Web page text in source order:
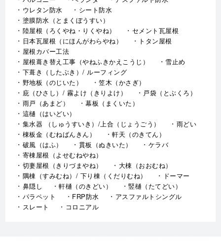
ウレタン防水
シート防水
塗膜防水（とまくぼうすい）
陸屋根（ろくやね・りくやね）
セメント瓦屋根
日本瓦屋根（にほんがわらやね）
トタン屋根
屋根カバー工法
屋根葺き替え工事（やねふきかえこうじ）
雪止め
下葺き（したぶき）/ ルーフィング
野地板（のじいた）
笠木（かさぎ）
庇（ひさし）/ 霧よけ（きりよけ）
戸袋（とぶくろ）
雨戸（あまど）
幕板（まくいた）
這樋（はいどい）
集水器 （しゅうすいき）/上合（じょうごう）
雨どい
棟板金（むねばんきん）
軒天（のきてん）
破風（はふ）
貫板（ぬきいた）
ケラバ
寄棟屋根（よせむねやね）
切妻屋根（きりづまやね）
大棟（おおむね）
隅棟（すみむね）/ 下り棟（くだりむね）
ドーマー
鼻隠し
軒樋（のきどい）
竪樋（たてどい）
パラペット
FRP防水
アスファルトシングル
スレート
コロニアル